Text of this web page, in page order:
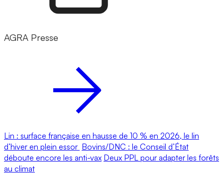
AGRA Presse
Lin : surface française en hausse de 10 % en 2026, le lin
d’hiver en plein essor Bovins/DNC : le Conseil d’État
déboute encore les anti-vax Deux PPL pour adapter les forêts
au climat